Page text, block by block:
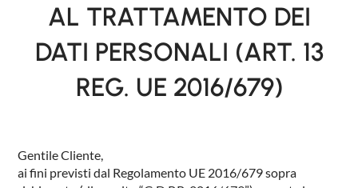
NIGHTBLOOM
NIGHTIME
GOODNIGHT
AL TRATTAMENTO DEI
DATI PERSONALI (ART. 13
REG. UE 2016/679)
Gentile Cliente,
ai fini previsti dal Regolamento UE 2016/679 sopra